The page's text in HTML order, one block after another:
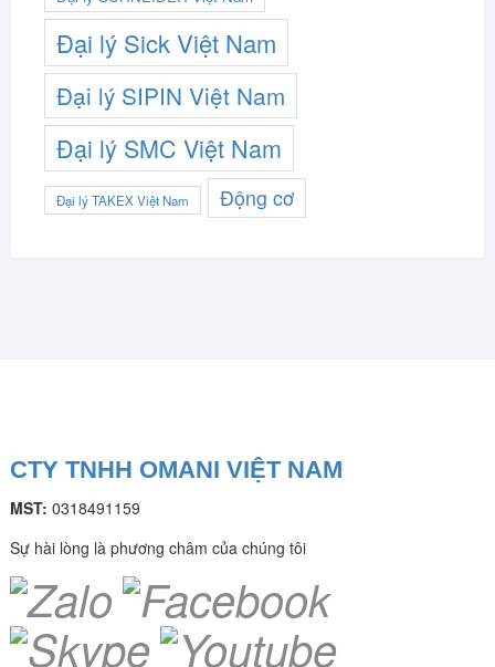
Đại lý Sick Việt Nam
Đại lý SIPIN Việt Nam
Đại lý SMC Việt Nam
Đại lý TAKEX Việt Nam Động cơ
CTY TNHH OMANI VIỆT NAM
MST: 0318491159
Sự hài lòng là phương châm của chúng tôi